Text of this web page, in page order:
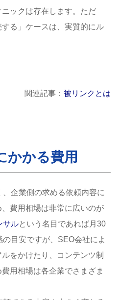
ックは存在します。ただ
る」ケースは、実質的にル
関連記事： 被リンクとは
かかる費用
企業側の求める依頼内容に
費用相場は非常に広いのが
サルという名目であれば月30
目安ですが、SEO会社によ
をかけたり、コンテンツ制
用相場は各企業でさまざま